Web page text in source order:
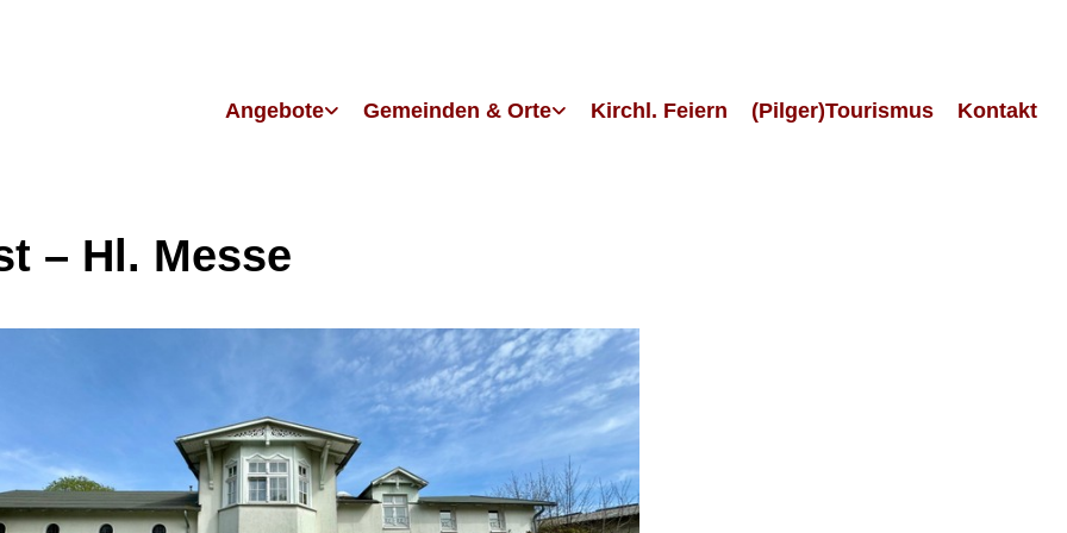
Angebote Gemeinden & Orte Kirchl. Feiern (Pilger)Tourismus Kontakt
– Hl. Messe